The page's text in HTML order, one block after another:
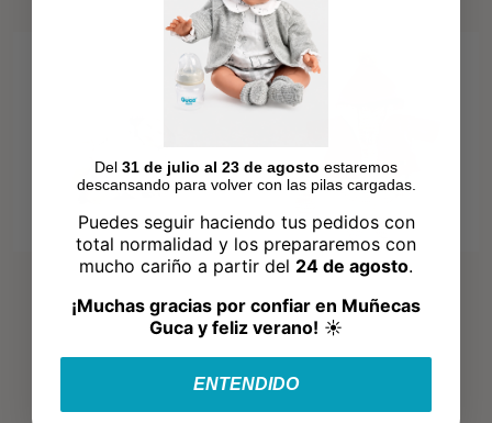
Del 31 de julio al 23 de agosto estaremos
descansando para volver con las pilas cargadas.
Puedes seguir haciendo tus pedidos con
total normalidad y los prepararemos con
mucho cariño a partir del 24 de agosto.
¡Muchas gracias por confiar en Muñecas
Guca y feliz verano! ☀️
ENTENDIDO